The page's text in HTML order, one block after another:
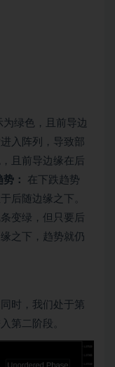
绿色，且前导边
入阵列，导致部
且前导边缘在后
势：
在下跌趋势
后随边缘之下。
变绿，但只要后
之下，趋势就仍
时，我们处于第
第二阶段。